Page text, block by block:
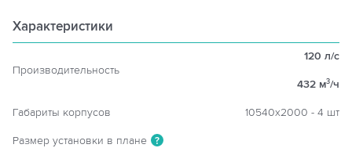
Характеристики
Производительность
120 л/с
432 м3/ч
Габариты корпусов 10540х2000 - 4 шт
Размер установки в плане ?